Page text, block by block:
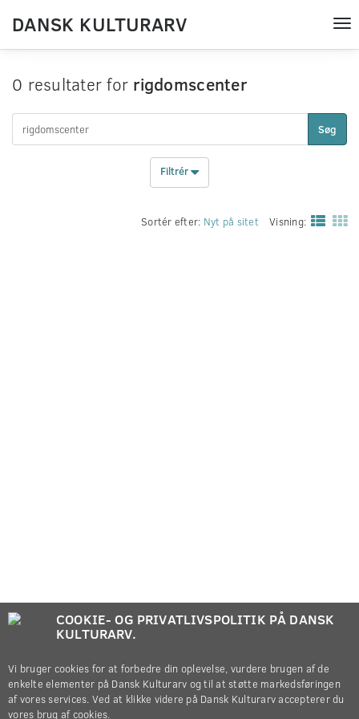
DANSK KULTURARV
0 resultater for rigdomscenter
Søg
Filtrér
Sortér efter: Nyt på sitet Visning:
COOKIE- OG PRIVATLIVSPOLITIK PÅ DANSK
KULTURARV.
Vi bruger cookies for at forbedre din oplevelse, vurdere brugen af de
enkelte elementer på Dansk Kulturarv og til at støtte markedsføringen
af vores services. Ved at klikke videre på Dansk Kulturarv accepterer du
vores brug af cookies.